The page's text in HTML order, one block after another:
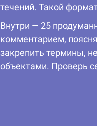
течений. Такой
Внутри — 25
комментарием,
закрепить термины,
объектами. Проверь